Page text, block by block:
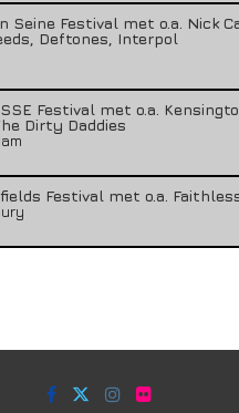
Seine Festival met o.a. Nick
Deftones, Interpol
Festival met o.a.
Dirty Daddies
Festival met o.a.